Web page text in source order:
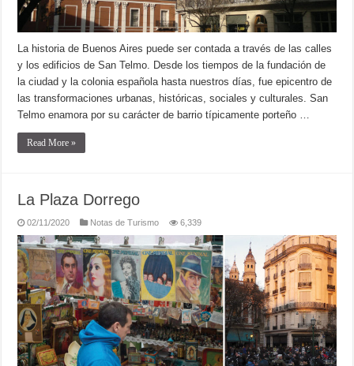
La historia de Buenos Aires puede ser contada a través de las calles
y los edificios de San Telmo. Desde los tiempos de la fundación de
la ciudad y la colonia española hasta nuestros días, fue epicentro de
las transformaciones urbanas, históricas, sociales y culturales. San
Telmo enamora por su carácter de barrio típicamente porteño …
Read More »
La Plaza Dorrego
02/11/2020 Notas de Turismo 6,339